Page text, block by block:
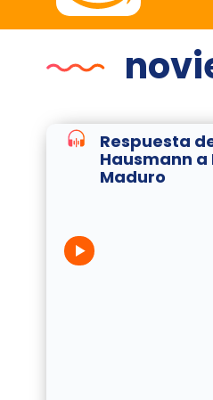
Respuesta
Hausmann a
Maduro